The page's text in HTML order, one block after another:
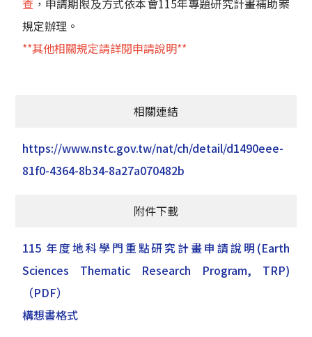
查 ，申請期限及方式依本會115年專題研究計畫補助案
規定辦理。
**其他相關規定請詳閱申請說明**
相關連結
https://www.nstc.gov.tw/nat/ch/detail/d1490eee-
81f0-4364-8b34-8a27a070482b
附件下載
115 年度地科學門重點研究計畫申請說明(Earth
Sciences Thematic Research Program, TRP)
（PDF）
構想書格式